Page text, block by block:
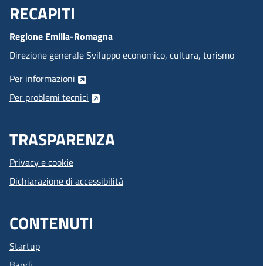
Menu Footer
RECAPITI
Regione Emilia-Romagna
Direzione generale Sviluppo economico, cultura, turismo
Per informazioni
Per problemi tecnici
TRASPARENZA
Privacy e cookie
Dichiarazione di accessibilità
CONTENUTI
Startup